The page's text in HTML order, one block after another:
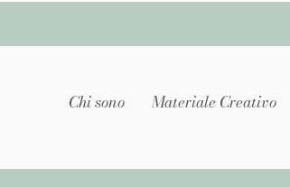
Chi sono Materiale Creativo